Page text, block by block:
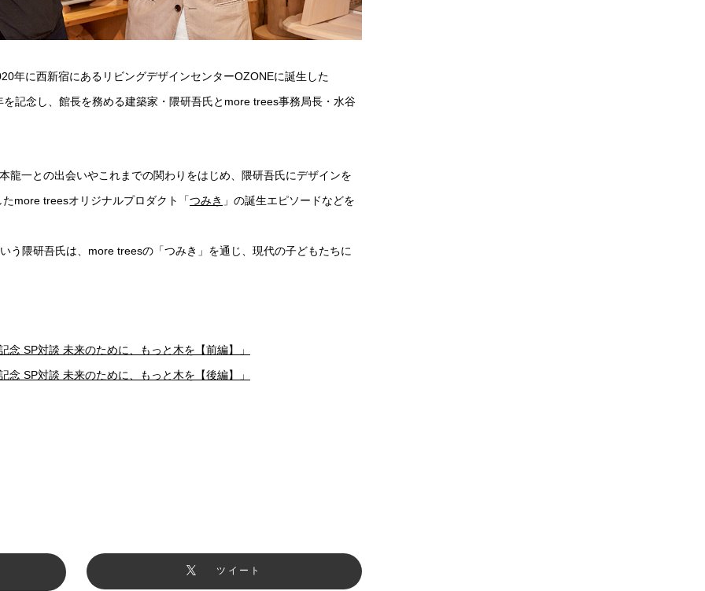
年に西新宿にあるリビングデザインセンターOZONEに誕生した
記念し、館長を務める建築家・隈研吾氏とmore trees事務局長・水谷
龍一との出会いやこれまでの関わりをはじめ、隈研吾氏にデザインを
more treesオリジナルプロダクト「つみき 」の誕生エピソードなどを
う隈研吾氏は、more treesの「つみき」を通じ、現代の子どもたちに
SP対談 未来のために、もっと木を【前編】」
SP対談 未来のために、もっと木を【後編】」
ツイート